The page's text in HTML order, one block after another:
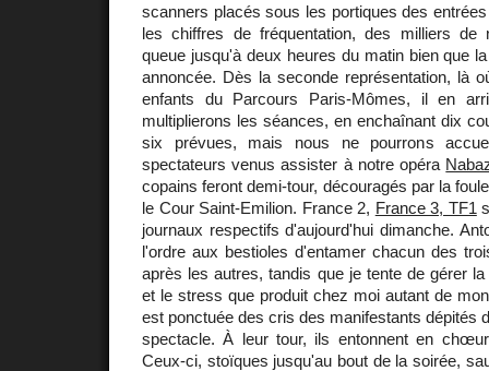
scanners placés sous les portiques des
les chiffres de fréquentation, des milliers de
queue jusqu'à deux heures du matin bien que
annoncée. Dès la seconde représentation, là
enfants du Parcours Paris-Mômes, il en
multiplierons les séances, en enchaînant dix
six prévues, mais nous ne pourrons
spectateurs venus assister à notre opéra
copains feront demi-tour, découragés par la
le Cour Saint-Emilion. France 2, France 3, TF1
journaux respectifs d'aujourd'hui dimanche.
l'ordre aux bestioles d'entamer chacun des
après les autres, tandis que je tente de gérer
et le stress que produit chez moi autant de
est ponctuée des cris des manifestants dépités
spectacle. À leur tour, ils entonnent en
Ceux-ci, stoïques jusqu'au bout de la soirée,